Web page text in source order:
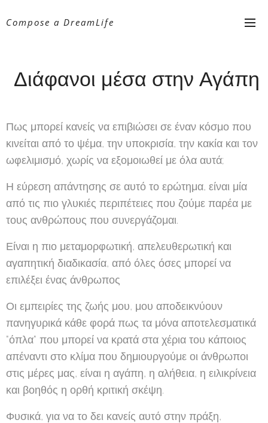
Compose a DreamLife
Διάφανοι μέσα στην Αγάπη
Πως μπορεί κανείς να επιβιώσει σε έναν κόσμο που
κινείται από το ψέμα, την υποκρισία, την κακία και τον
ωφελιμισμό, χωρίς να εξομοιωθεί με όλα αυτά;
Η εύρεση απάντησης σε αυτό το ερώτημα, είναι μία
από τις πιο γλυκιές περιπέτειες που ζούμε παρέα με
τους ανθρώπους που συνεργάζομαι.
Είναι η πιο μεταμορφωτική, απελευθερωτική και
αγαπητική διαδικασία, από όλες όσες μπορεί να
επιλέξει ένας άνθρωπος
Οι εμπειρίες της ζωής μου, μου αποδεικνύουν
πανηγυρικά κάθε φορά πως τα μόνα αποτελεσματικά
"όπλα" που μπορεί να κρατά στα χέρια του κάποιος
απέναντι στο κλίμα που δημιουργούμε οι άνθρωποι
στις μέρες μας, είναι η αγάπη, η αλήθεια, η ειλικρίνεια
και βοηθός η ορθή κριτική σκέψη.
Φυσικά, για να το δει κανείς αυτό στην πράξη,